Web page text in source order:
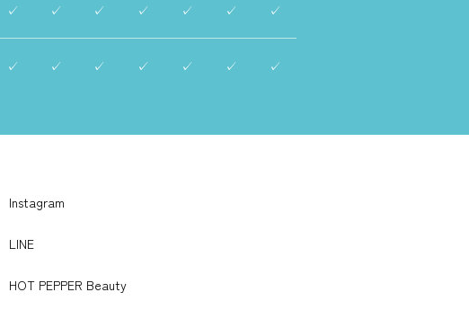
✓ ✓ ✓ ✓ ✓ ✓ ✓
✓ ✓ ✓ ✓ ✓ ✓ ✓
Instagram
LINE
HOT PEPPER Beauty